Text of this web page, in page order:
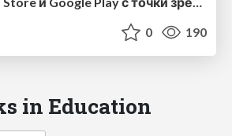
0 190
in Education